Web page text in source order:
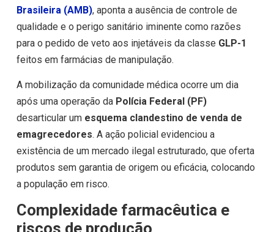
Brasileira (AMB), aponta a ausência de controle de
qualidade e o perigo sanitário iminente como razões
para o pedido de veto aos injetáveis da classe GLP-1
feitos em farmácias de manipulação.
A mobilização da comunidade médica ocorre um dia
após uma operação da Polícia Federal (PF)
desarticular um esquema clandestino de venda de
emagrecedores. A ação policial evidenciou a
existência de um mercado ilegal estruturado, que oferta
produtos sem garantia de origem ou eficácia, colocando
a população em risco.
Complexidade farmacêutica e